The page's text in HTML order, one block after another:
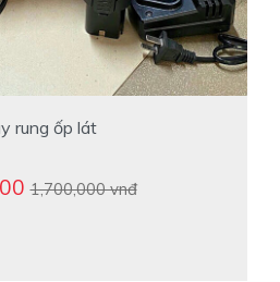
rung ốp lát
1,700,000 vnđ